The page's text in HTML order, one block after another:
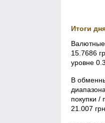
Итоги
15.7686
уровне
В
покупки
21.007